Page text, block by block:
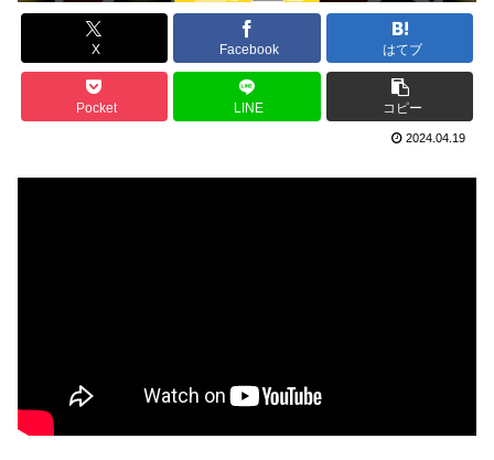
X Facebook はてブ
Pocket LINE コピー
2024.04.19